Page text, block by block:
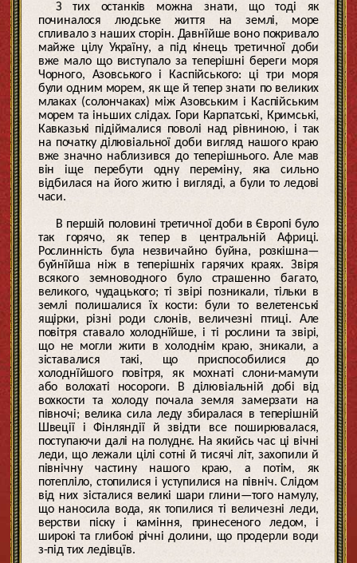
З тих останків можна знати, що тоді як
починалося людське життя на землі, море
спливало з наших сторін. Давнїйше воно покривало
майже цілу Україну, а під кінець третичної доби
вже мало що виступало за теперішні береги моря
Чорного, Азовського і Каспійського: ці три моря
були одним морем, як ще й тепер знати по великих
млаках (солончаках) між Азовським і Каспійським
морем та іньших слідах. Гори Карпатські, Кримські,
Кавказькі підіймалися поволі над рівниною, і так
на початку ділювіальної доби вигляд нашого краю
вже значно наблизився до теперішнього. Але мав
він іще перебути одну переміну, яка сильно
відбилася на його житю і вигляді, а були то ледові
часи.
В першій половині третичної доби в Європі було
так горячо, як тепер в центральній Африці.
Рослинність була незвичайно буйна, розкішна—
буйнїйша ніж в теперішніх гарячих краях. Звіря
всякого земноводного було страшенно багато,
великого, чудацького; ті звірі позникали, тільки в
землі полишалися їх кости: були то велетенські
ящірки, різні роди слонів, величезні птиці. Але
повітря ставало холоднїйше, і ті рослини та звірі,
що не могли жити в холоднім краю, зникали, а
зіставалися такі, що приспособилися до
холоднїйшого повітря, як мохнаті слони-мамути
або волохаті носороги. В ділювіальній добі від
вохкости та холоду почала земля замерзати на
півночі; велика сила леду збиралася в теперішній
Швеції і Фінляндії й звідти все поширювалася,
поступаючи далі на полуднє. На якийсь час ці вічні
леди, що лежали цілі сотні й тисячі літ, захопили й
північну частину нашого краю, а потім, як
потепліло, стопилися і уступилися на північ. Слідом
від них зісталися великі шари глини—того намулу,
що наносила вода, як топилися ті величезні леди,
верстви піску і каміння, принесеного ледом, і
широкі та глибокі річні долини, що продерли води
з-під тих ледівцїв.